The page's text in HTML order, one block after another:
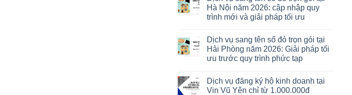
Hà Nội năm 2026: cập nhập quy
trình mới và giải pháp tối ưu
Dịch vụ sang tên sổ đỏ trọn gói tại
Hải Phòng năm 2026: Giải pháp tối
ưu trước quy trình phức tạp
Dịch vụ đăng ký hộ kinh doanh tại
Vin Vũ Yên chỉ từ 1.000.000đ